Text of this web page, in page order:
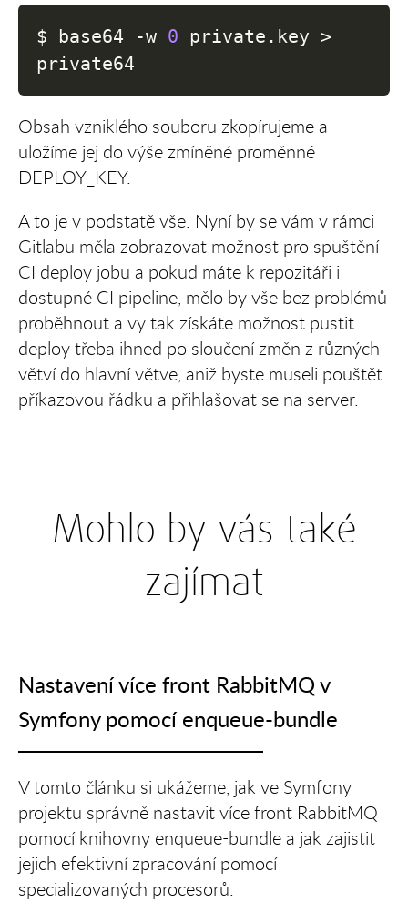
$ base64 -w 0 private.key >
private64
Obsah vzniklého souboru zkopírujeme a
uložíme jej do výše zmíněné proměnné
DEPLOY_KEY.
A to je v podstatě vše. Nyní by se vám v rámci
Gitlabu měla zobrazovat možnost pro spuštění
CI deploy jobu a pokud máte k repozitáři i
dostupné CI pipeline, mělo by vše bez problémů
proběhnout a vy tak získáte možnost pustit
deploy třeba ihned po sloučení změn z různých
větví do hlavní větve, aniž byste museli pouštět
příkazovou řádku a přihlašovat se na server.
Mohlo by vás také
zajímat
Nastavení více front RabbitMQ v
Symfony pomocí enqueue-bundle
V tomto článku si ukážeme, jak ve Symfony
projektu správně nastavit více front RabbitMQ
pomocí knihovny enqueue-bundle a jak zajistit
jejich efektivní zpracování pomocí
specializovaných procesorů.